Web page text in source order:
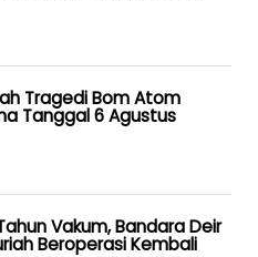
Tragedi Bom Atom
Tanggal 6 Agustus
Vakum, Bandara Deir
Beroperasi Kembali